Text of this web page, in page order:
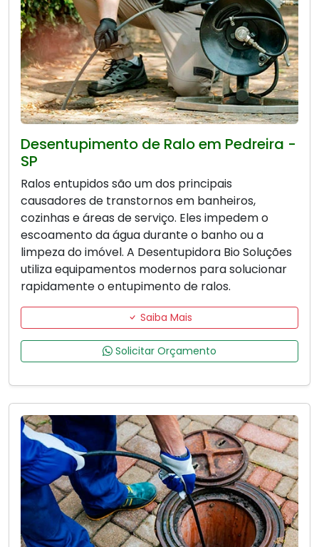
Desentupimento de Ralo em Pedreira -
SP
Ralos entupidos são um dos principais
causadores de transtornos em banheiros,
cozinhas e áreas de serviço. Eles impedem o
escoamento da água durante o banho ou a
limpeza do imóvel. A Desentupidora Bio Soluções
utiliza equipamentos modernos para solucionar
rapidamente o entupimento de ralos.
Saiba Mais
Solicitar Orçamento